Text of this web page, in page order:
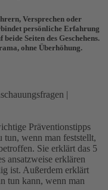
Versprechen oder
persönliche Erfahrung
Seiten des Geschehens.
ohne Überhöhung.
|
Präventionstipps
wenn man feststellt,
Sie erklärt das 5
ansatzweise erklären
ist. Außerdem erklärt
tun kann, wenn man